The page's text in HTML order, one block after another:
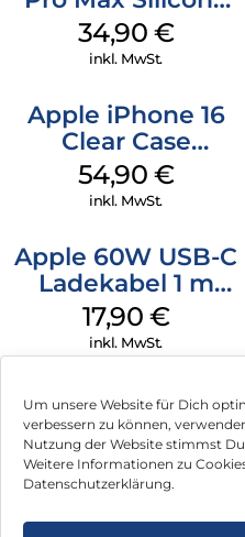
Um unsere Website für Dich
verbessern zu können,
Nutzung der Website stimmst
Weitere Informationen zu
Datenschutzerklärung.
Case MagSafe
Denim
34,90 €
inkl. MwSt.
Apple iPhone 16
Clear Case
MagSafe
Transparent
54,90 €
inkl. MwSt.
Apple 60W USB-C
Ladekabel 1 m
Weiß
17,90 €
inkl. MwSt.
Impressum